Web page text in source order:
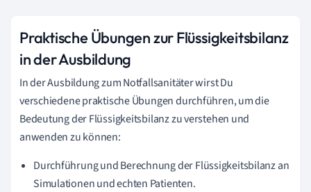
Praktische Übungen zur Flüssigkeitsbilanz
in der Ausbildung
In der Ausbildung zum Notfallsanitäter wirst Du
verschiedene praktische Übungen durchführen, um die
Bedeutung der Flüssigkeitsbilanz zu verstehen und
anwenden zu können:
Durchführung und Berechnung der Flüssigkeitsbilanz an
Simulationen und echten Patienten.